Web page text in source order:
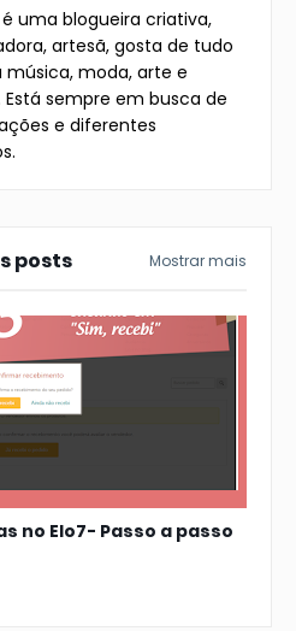
é uma blogueira criativa,
artesã, gosta de tudo
música, moda, arte e
sempre em busca de
e diferentes
posts Mostrar mais
no Elo7- Passo a passo